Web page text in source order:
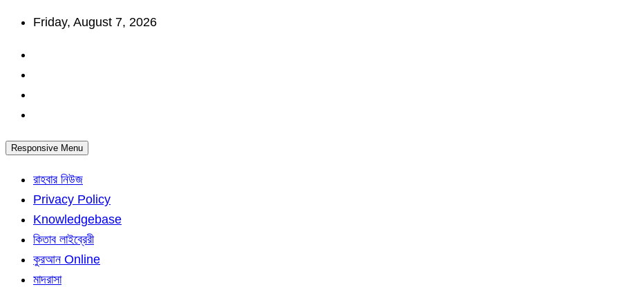
Skip
content
Friday, August 7, 2026
Responsive Menu
রাহবার নিউজ
Privacy Policy
Knowledgebase
কিতাব লাইব্রেরী
কুরআন Online
মাদরাসা